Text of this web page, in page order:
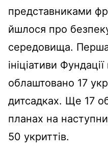
представниками
йшлося про
середовища.
ініціативи
облаштовано 17
дитсадках. Ще 17
планах на
50 укриттів.